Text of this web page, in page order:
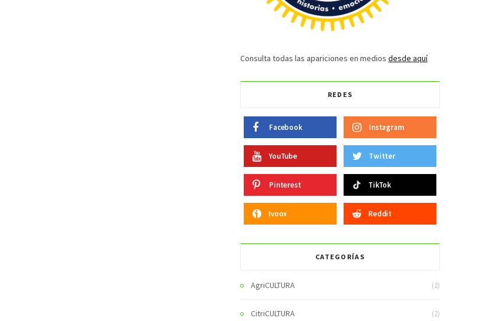
Consulta todas las apariciones en medios desde aquí
REDES
Facebook Instagram
YouTube Twitter
Pinterest TikTok
Ivoox Reddit
CATEGORÍAS
AgriCULTURA (2)
CitriCULTURA (2)